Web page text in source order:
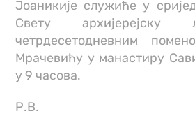
Јоаникије служиће у
Свету архијерејску
четрдесетодневним
Мрачевићу у манастиру
у 9 часова.
Р.В.